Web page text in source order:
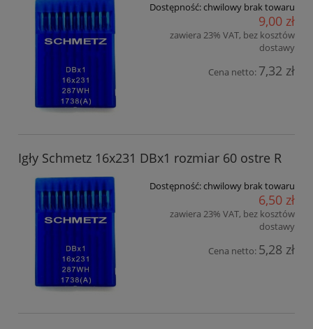
Dostępność:chwilowy brak towaru
9,00 zł
zawiera 23% VAT, bez kosztów
dostawy
Cena netto: 7,32 zł
Igły Schmetz 16x231 DBx1 rozmiar 60 ostre R
Dostępność:chwilowy brak towaru
6,50 zł
zawiera 23% VAT, bez kosztów
dostawy
Cena netto: 5,28 zł